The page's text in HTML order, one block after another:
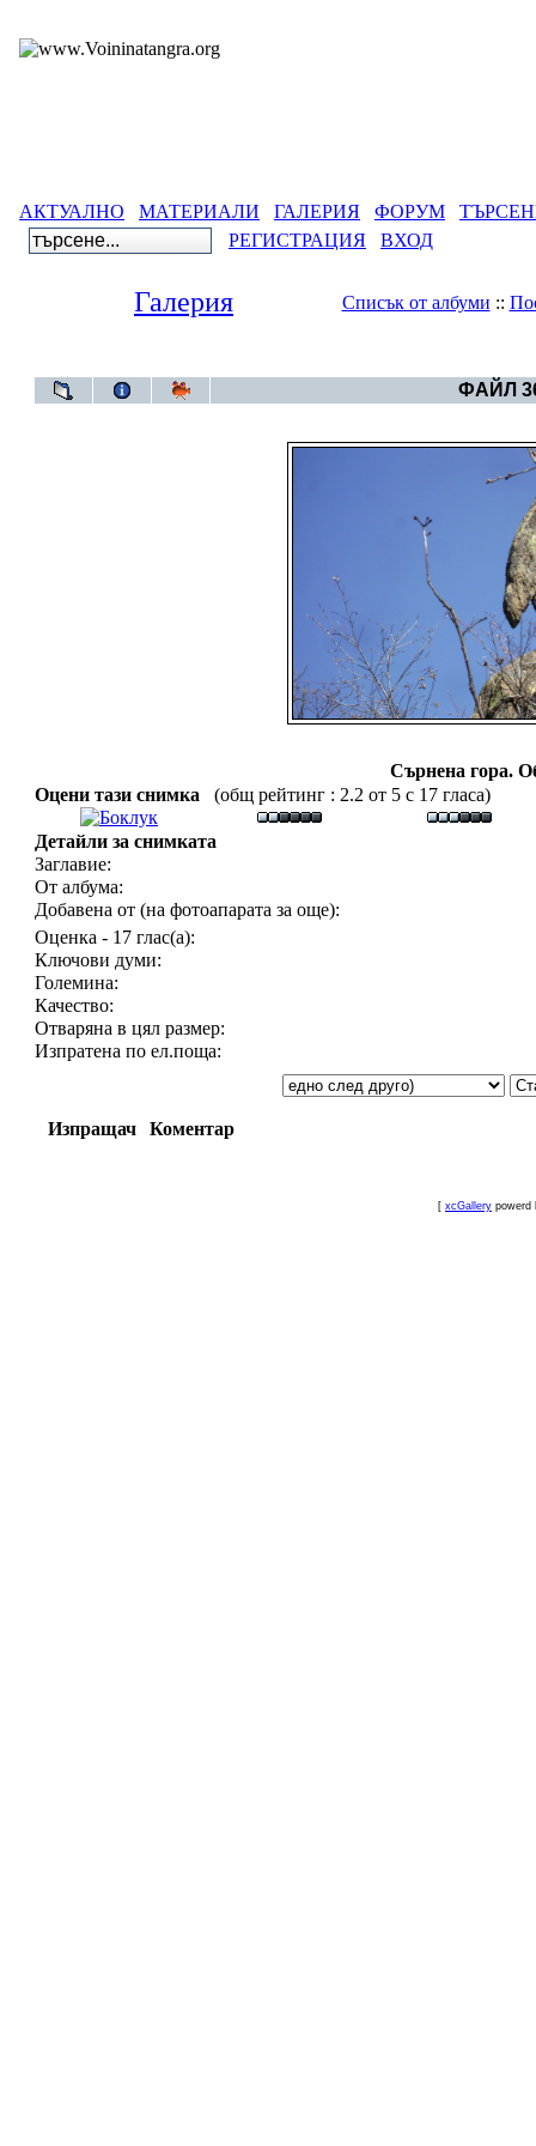
АКТУАЛНО МАТЕРИАЛИ ГАЛЕРИЯ ФОРУМ
РЕГИСТРАЦИЯ
ВХОД
Галерия Списък от албуми ::
ФАЙЛ
Сърнена гора.
Оцени тази снимка
(общ рейтинг : 2.2 от 5 с 17 гласа)
Детайли за снимката
Заглавие:
От албума:
Добавена от (на фотоапарата за още):
Оценка - 17 глас(а):
Ключови думи:
Големина:
Качество:
Отваряна в цял размер:
Изпратена по ел.поща:
Изпращач Коментар
[ xcGallery